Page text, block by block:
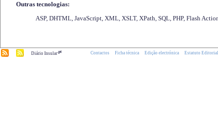
Outras tecnologias:
ASP, DHTML, JavaScript, XML, XSLT, XPath, SQL, PHP, Flash
Diário Insular.pt Contactos Ficha técnica Edição electrónica Estatuto Editorial